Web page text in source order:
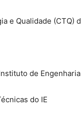
e Qualidade (CTQ)
de Engenharia
do IE